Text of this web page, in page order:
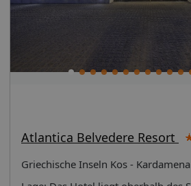
Atlantica Belvedere Resort
Griechische Inseln Kos - Kardamena